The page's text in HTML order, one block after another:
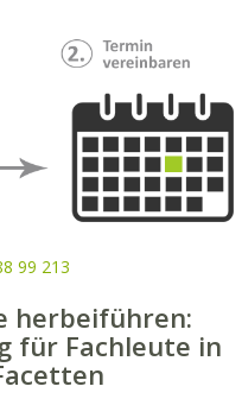
99 213
herbeiführen:
für Fachleute in